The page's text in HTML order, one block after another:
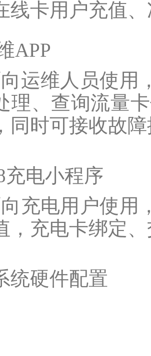
线卡用户充值
APP
运维人员使用
理、查询流量
同时可接收故
充电小程序
充电用户使用
，充电卡绑定
统硬件配置